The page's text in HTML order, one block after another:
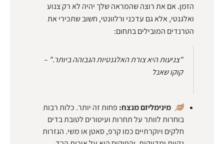
הזמן. אם את רוצה שהמראה שלך יהיה לא רק צנוע
ואלגנטי, אלא גם עדכני ורלוונטי, חשוב שתכירי את
הטרנדים המובילים בתחום:
"צניעות היא צורת האלגנטיות הגבוהה ביותר." –
קוקו שאנל
מינימליזם מנצח: פחות זה יותר. כלות רבות
בוחרות לוותר על תחרות ועיטורים לטובת בדים
חלקים ויוקרתיים כמו קרפ, סאטן או משי. הגזרות